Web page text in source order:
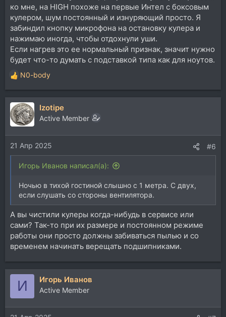
ко мне, на HIGH похоже на первые Интел с боксовым
кулером, шум постоянный и изнуряющий просто. Я
забиндил кнопку микрофона на остановку кулера и
нажимаю иногда, чтобы отдохнули уши.
Если нагрев это ее нормальный признак, значит нужно
будет что-то думать с подставкой типа как для ноутов.
Р
е
а
к
ц
и
и
:
N0-body
Izotipe
Active Member
21 Апр 2025 #6
Игорь Иванов написал(а):
Ночью в тихой гостиной слышно с 1 метра. С двух,
если слушать со стороны вентилятора.
А вы чистили кулеры когда-нибудь в сервисе или
сами? Так-то при их размере и постоянном режиме
работы они просто должны забиваться пылью и со
временем начинать верещать подшипниками.
И Игорь Иванов
Active Member